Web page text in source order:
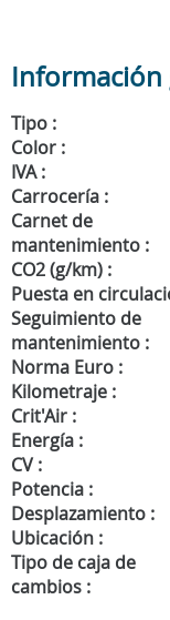
Información
Tipo :
Color :
IVA :
Carrocería :
Carnet de
mantenimiento :
CO2 (g/km) :
Puesta en
Seguimiento de
mantenimiento :
Norma Euro :
Kilometraje :
Crit'Air :
Energía :
CV :
Potencia :
Desplazamiento :
Ubicación :
Tipo de caja de
cambios :